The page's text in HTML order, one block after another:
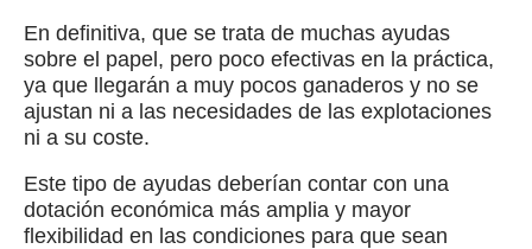
En definitiva, que se trata de muchas ayudas
sobre el papel, pero poco efectivas en la práctica,
ya que llegarán a muy pocos ganaderos y no se
ajustan ni a las necesidades de las explotaciones
ni a su coste.
Este tipo de ayudas deberían contar con una
dotación económica más amplia y mayor
flexibilidad en las condiciones para que sean